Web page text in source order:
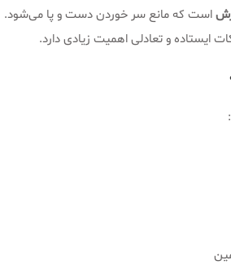
است که مانع سر خوردن دست و پا می‌شود.
ایستاده و تعادلی اهمیت زیادی دارد.